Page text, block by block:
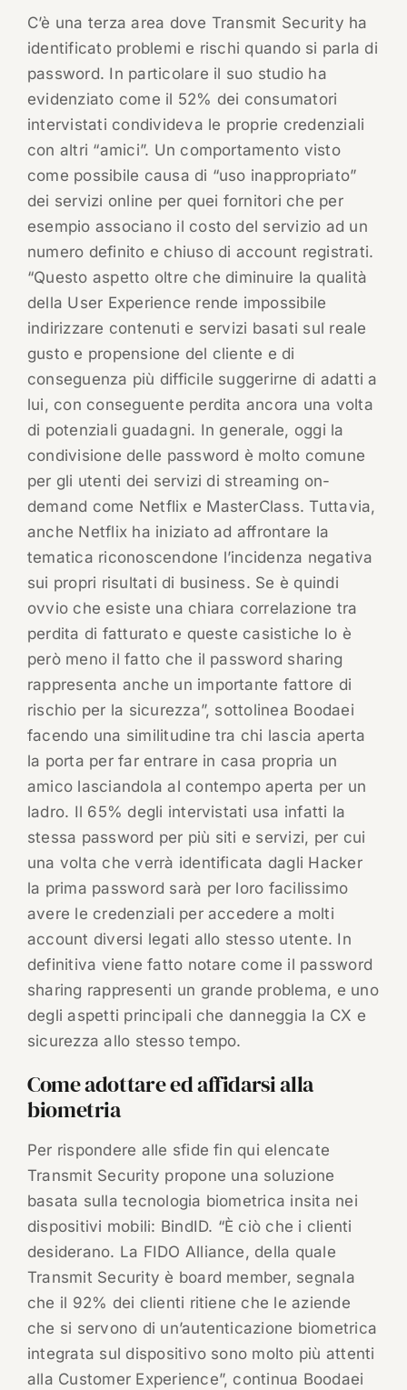
C’è una terza area dove Transmit Security ha
identificato problemi e rischi quando si parla di
password. In particolare il suo studio ha
evidenziato come il 52% dei consumatori
intervistati condivideva le proprie credenziali
con altri “amici”. Un comportamento visto
come possibile causa di “uso inappropriato”
dei servizi online per quei fornitori che per
esempio associano il costo del servizio ad un
numero definito e chiuso di account registrati.
“Questo aspetto oltre che diminuire la qualità
della User Experience rende impossibile
indirizzare contenuti e servizi basati sul reale
gusto e propensione del cliente e di
conseguenza più difficile suggerirne di adatti a
lui, con conseguente perdita ancora una volta
di potenziali guadagni. In generale, oggi la
condivisione delle password è molto comune
per gli utenti dei servizi di streaming on-
demand come Netflix e MasterClass. Tuttavia,
anche Netflix ha iniziato ad affrontare la
tematica riconoscendone l’incidenza negativa
sui propri risultati di business. Se è quindi
ovvio che esiste una chiara correlazione tra
perdita di fatturato e queste casistiche lo è
però meno il fatto che il password sharing
rappresenta anche un importante fattore di
rischio per la sicurezza”, sottolinea Boodaei
facendo una similitudine tra chi lascia aperta
la porta per far entrare in casa propria un
amico lasciandola al contempo aperta per un
ladro. Il 65% degli intervistati usa infatti la
stessa password per più siti e servizi, per cui
una volta che verrà identificata dagli Hacker
la prima password sarà per loro facilissimo
avere le credenziali per accedere a molti
account diversi legati allo stesso utente. In
definitiva viene fatto notare come il password
sharing rappresenti un grande problema, e uno
degli aspetti principali che danneggia la CX e
sicurezza allo stesso tempo.
Come adottare ed affidarsi alla
biometria
Per rispondere alle sfide fin qui elencate
Transmit Security propone una soluzione
basata sulla tecnologia biometrica insita nei
dispositivi mobili: BindID. “È ciò che i clienti
desiderano. La FIDO Alliance, della quale
Transmit Security è board member, segnala
che il 92% dei clienti ritiene che le aziende
che si servono di un’autenticazione biometrica
integrata sul dispositivo sono molto più attenti
alla Customer Experience”, continua Boodaei